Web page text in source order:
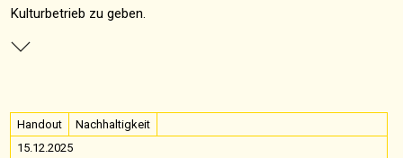
Kulturbetrieb zu geben.
Handout
Nachhaltigkeit
15.12.2025